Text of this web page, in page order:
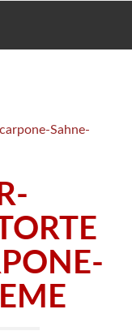
Sahne-